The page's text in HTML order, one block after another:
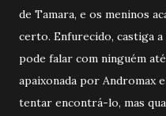
de Tamara, e os meninos
certo. Enfurecido, castiga a
pode falar com ninguém
apaixonada por Andromax
tentar encontrá-lo, mas